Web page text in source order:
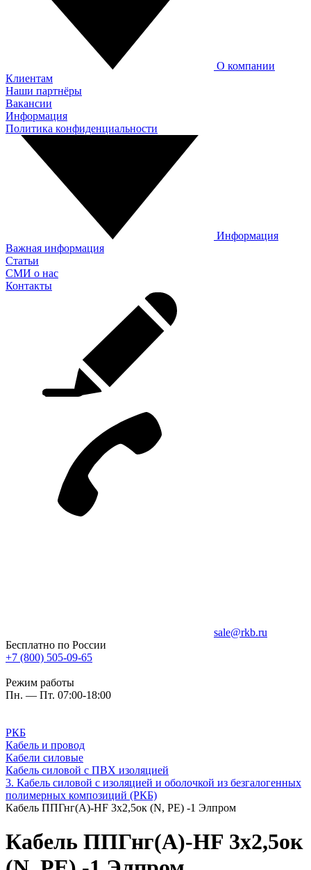
О компании
Клиентам
Наши партнёры
Вакансии
Информация
Политика конфиденциальности
Информация
Важная информация
Статьи
СМИ о нас
Контакты
sale@rkb.ru
Бесплатно по России
+7 (800) 505-09-65
Режим работы
Пн. — Пт. 07:00-18:00
РКБ
Кабель и провод
Кабели силовые
Кабель силовой с ПВХ изоляцией
3. Кабель силовой с изоляцией и оболочкой из безгалогенных
полимерных композиций (РКБ)
Кабель ППГнг(A)-HF 3х2,5ок (N, PE) -1 Элпром
Кабель ППГнг(A)-HF 3х2,5ок